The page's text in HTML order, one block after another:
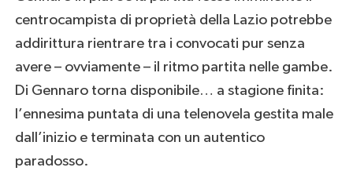
centrocampista di proprietà della Lazio potrebbe
addirittura rientrare tra i convocati pur senza
avere – ovviamente – il ritmo partita nelle gambe.
Di Gennaro torna disponibile… a stagione finita:
l’ennesima puntata di una telenovela gestita male
dall’inizio e terminata con un autentico
paradosso.